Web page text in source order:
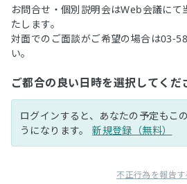
お問合せ・個別説明会はWeb会議にて
たします。
対面でのご面談がご希望の場合は03-
い。
ご都合の良い日時を選択してくだ
ログインすると、あなたの予定もこ
うになります。新規登録（無料）
不正行為を報告す